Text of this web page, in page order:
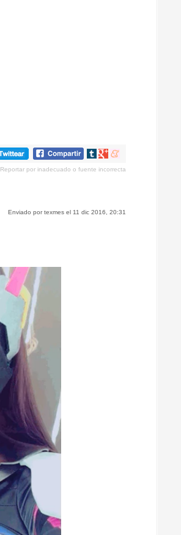
Compartir
tumblr
Compartir
Google+
Compartir
meneame
Reportar por inadecuado o fuente incorrecta
Enviado por texmes el 11 dic 2016, 20:31